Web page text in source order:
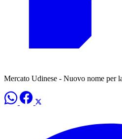
Mercato Udinese - Nuovo nome per